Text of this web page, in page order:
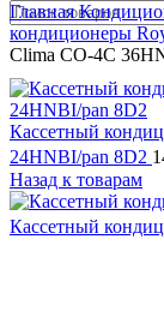
Главная
кондиционеры
Clima CO-4C
Кассетный
24HNBI/pan 8D2
Назад к товарам
Кассетный